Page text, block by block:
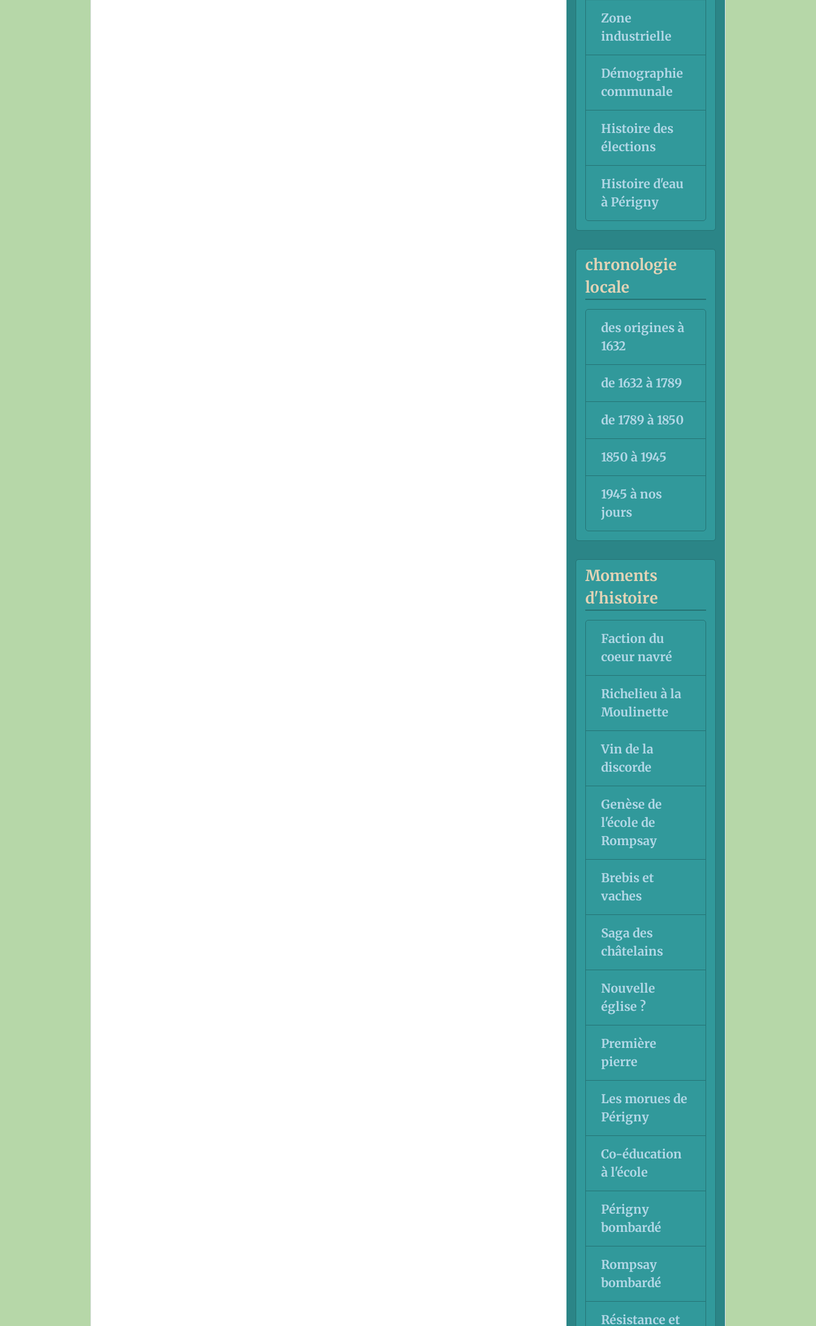
Zone
industrielle
Démographie
communale
Histoire des
élections
Histoire d'eau
à Périgny
chronologie
locale
des origines à
1632
de 1632 à 1789
de 1789 à 1850
1850 à 1945
1945 à nos
jours
Moments
d'histoire
Faction du
coeur navré
Richelieu à la
Moulinette
Vin de la
discorde
Genèse de
l'école de
Rompsay
Brebis et
vaches
Saga des
châtelains
Nouvelle
église ?
Première
pierre
Les morues de
Périgny
Co-éducation
à l'école
Périgny
bombardé
Rompsay
bombardé
Résistance et